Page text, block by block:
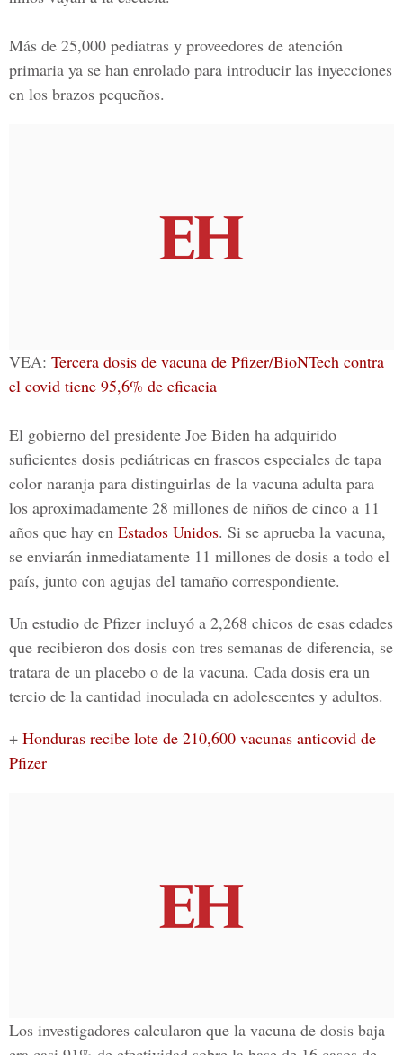
Más de 25,000 pediatras y proveedores de atención
primaria ya se han enrolado para introducir las inyecciones
en los brazos pequeños.
VEA: Tercera dosis de vacuna de Pfizer/BioNTech contra
el covid tiene 95,6% de eficacia
El gobierno del presidente Joe Biden ha adquirido
suficientes dosis pediátricas en frascos especiales de tapa
color naranja para distinguirlas de la vacuna adulta para
los aproximadamente 28 millones de niños de cinco a 11
años que hay en Estados Unidos. Si se aprueba la vacuna,
se enviarán inmediatamente 11 millones de dosis a todo el
país, junto con agujas del tamaño correspondiente.
Un estudio de Pfizer incluyó a 2,268 chicos de esas edades
que recibieron dos dosis con tres semanas de diferencia, se
tratara de un placebo o de la vacuna. Cada dosis era un
tercio de la cantidad inoculada en adolescentes y adultos.
+ Honduras recibe lote de 210,600 vacunas anticovid de
Pfizer
Los investigadores calcularon que la vacuna de dosis baja